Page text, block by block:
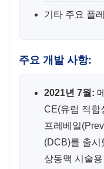
기타 주요 플
주요 개발 사항:
2021년 7월:
CE(유럽 적합
프레베일
(DCB)를 출시
상동맥 시술